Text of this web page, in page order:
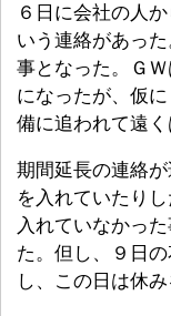
６日に会社の人
いう連絡があっ
事となった。Ｇ
になったが、仮
備に追われて遠く
期間延長の連絡
を入れていたり
入れていなかっ
た。但し、９日
し、この日は休み